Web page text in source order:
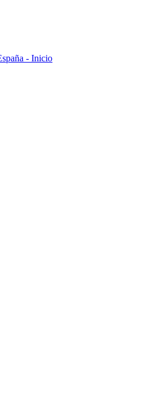
- Inicio